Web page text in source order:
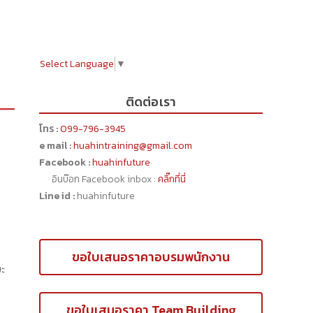
Select Language ▼
ติดต่อเรา
โทร :099-796-3945
e mail :huahintraining@gmail.com
Facebook :huahinfuture
อินบ๊อก Facebook inbox :คลิ๊กที่นี่
Line id :huahinfuture
ขอใบเสนอราคาอบรมพนักงาน